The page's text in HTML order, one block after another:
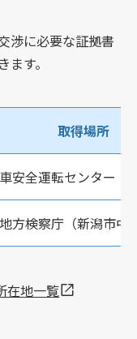
渉に必要な証拠書
す。
取得場所
安全運転センター（
方検察庁（新潟市中
在地一覧